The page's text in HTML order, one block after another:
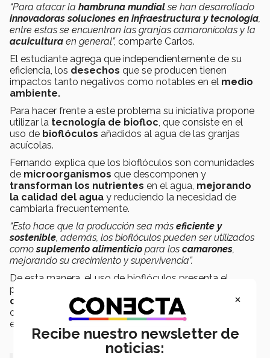
“Para atacar la hambruna mundialse han desarrollado
innovadoras soluciones en infraestructura y tecnología
entre estas se encuentran las granjas camaronícolas y la
acuicultura en general”, comparte Carlos.
El estudiante agrega que independientemente de su
eficiencia, los desechos que se producen tienen
impactos tanto negativos como notables en el medio
ambiente.
Para hacer frente a este problema su iniciativa propone
utilizar la tecnología de biofloc , que consiste en el
uso de bioflóculos añadidos al agua de las granjas
acuícolas.
Fernando explica que los bioflóculos son comunidades
de microorganismos que descomponen y
transforman los nutrientes en el agua, mejorando
la calidad del agua y reduciendo la necesidad de
cambiarla frecuentemente.
“Esto hace que la producción sea más eficiente y
sostenible , además, los bioflóculos pueden ser utilizados
comosuplemento alimenticio para los camarones
mejorando su crecimiento y supervivencia”.
De esta manera, el uso de bioflóculos presenta el
potencial de
optimizar la producciónde granjas acuícolas,
conservando el agua y protegiendoel ecosistema
expone Carlos.
×
Recibe nuestro newsletter de
noticias: